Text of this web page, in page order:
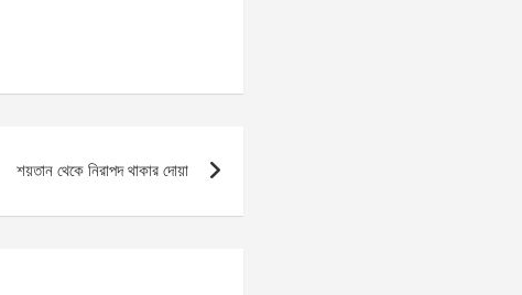
শয়তান থেকে নিরাপদ থাকার দোয়া